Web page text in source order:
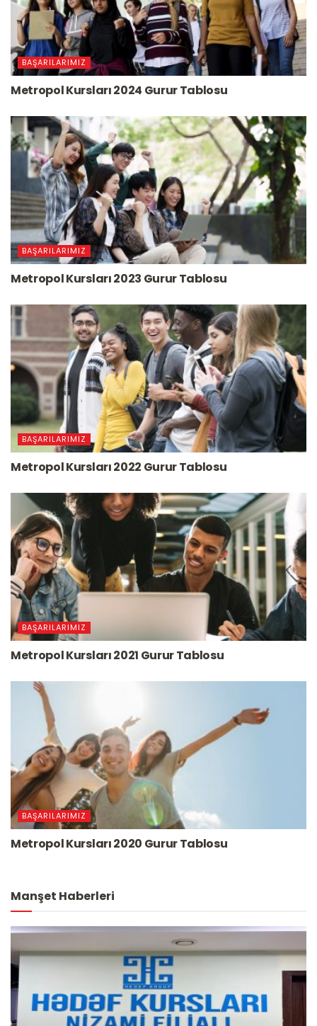
BAŞARILARIMIZ
Metropol Kursları 2024 Gurur Tablosu
BAŞARILARIMIZ
Metropol Kursları 2023 Gurur Tablosu
BAŞARILARIMIZ
Metropol Kursları 2022 Gurur Tablosu
BAŞARILARIMIZ
Metropol Kursları 2021 Gurur Tablosu
BAŞARILARIMIZ
Metropol Kursları 2020 Gurur Tablosu
Manşet Haberleri